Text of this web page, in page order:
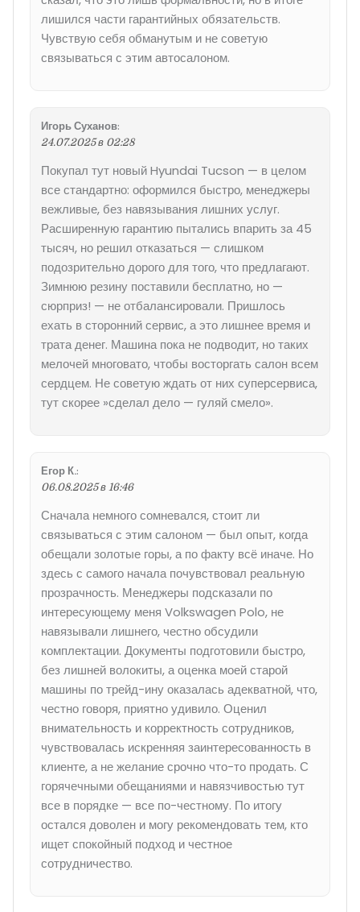
лишился части гарантийных обязательств.
Чувствую себя обманутым и не советую
связываться с этим автосалоном.
Игорь Суханов:
24.07.2025 в 02:28
Покупал тут новый Hyundai Tucson — в целом
все стандартно: оформился быстро, менеджеры
вежливые, без навязывания лишних услуг.
Расширенную гарантию пытались впарить за 45
тысяч, но решил отказаться — слишком
подозрительно дорого для того, что предлагают.
Зимнюю резину поставили бесплатно, но —
сюрприз! — не отбалансировали. Пришлось
ехать в сторонний сервис, а это лишнее время и
трата денег. Машина пока не подводит, но таких
мелочей многовато, чтобы восторгать салон всем
сердцем. Не советую ждать от них суперсервиса,
тут скорее »сделал дело — гуляй смело».
Егор К.:
06.08.2025 в 16:46
Сначала немного сомневался, стоит ли
связываться с этим салоном — был опыт, когда
обещали золотые горы, а по факту всё иначе. Но
здесь с самого начала почувствовал реальную
прозрачность. Менеджеры подсказали по
интересующему меня Volkswagen Polo, не
навязывали лишнего, честно обсудили
комплектации. Документы подготовили быстро,
без лишней волокиты, а оценка моей старой
машины по трейд-ину оказалась адекватной, что,
честно говоря, приятно удивило. Оценил
внимательность и корректность сотрудников,
чувствовалась искренняя заинтересованность в
клиенте, а не желание срочно что-то продать. С
горячечными обещаниями и навязчивостью тут
все в порядке — все по-честному. По итогу
остался доволен и могу рекомендовать тем, кто
ищет спокойный подход и честное
сотрудничество.